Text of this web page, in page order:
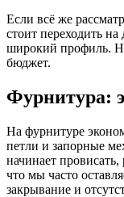
Если всё же
стоит переходить
широкий профиль.
бюджет.
Фурнитура:
На фурнитуре
петли и запорные
начинает
что мы часто
закрывание и